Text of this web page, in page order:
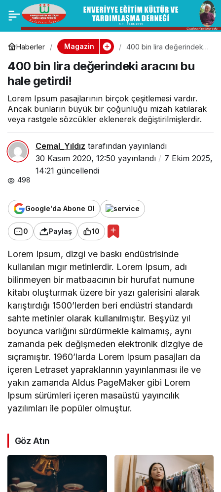
Haberler Magazin
400 bin lira değerindeki
400 bin lira değerindeki aracını bu
hale getirdi!
Lorem Ipsum pasajlarının birçok çeşitlemesi vardır.
Ancak bunların büyük bir çoğunluğu mizah katılarak
veya rastgele sözcükler eklenerek değiştirilmişlerdir.
Cemal_Yıldız tarafından yayınlandı
30 Kasım 2020, 12:50 yayınlandı
7 Ekim 2025,
14:21 güncellendi
498
Google'da Abone Ol
0 Paylaş 10
Lorem Ipsum, dizgi ve baskı endüstrisinde
kullanılan mıgır metinlerdir. Lorem Ipsum, adı
bilinmeyen bir matbaacının bir hurufat numune
kitabı oluşturmak üzere bir yazı galerisini alarak
karıştırdığı 1500’lerden beri endüstri standardı
sahte metinler olarak kullanılmıştır. Beşyüz yıl
boyunca varlığını sürdürmekle kalmamış, aynı
zamanda pek değişmeden elektronik dizgiye de
sıçramıştır. 1960’larda Lorem Ipsum pasajları da
içeren Letraset yapraklarının yayınlanması ile ve
yakın zamanda Aldus PageMaker gibi Lorem
Ipsum sürümleri içeren masaüstü yayıncılık
yazılımları ile popüler olmuştur.
Göz Atın
Eşcinsel evlilik karşıtı
Litvanyalı politikacı
zoom uygulamasında
yakayı ele verdi
0 Paylaş